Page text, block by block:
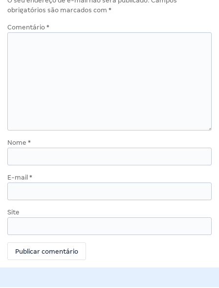
obrigatórios são marcados com *
Comentário *
Nome *
E-mail *
Site